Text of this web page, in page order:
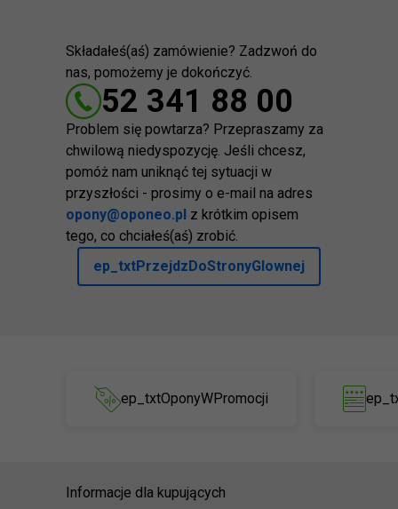
Składałeś(aś) zamówienie? Zadzwoń do
nas, pomożemy je dokończyć.
52 341 88 00
Problem się powtarza? Przepraszamy za
chwilową niedyspozycję. Jeśli chcesz,
pomóż nam uniknąć tej sytuacji w
przyszłości - prosimy o e-mail na adres
opony@oponeo.pl z krótkim opisem
tego, co chciałeś(aś) zrobić.
ep_txtPrzejdzDoStronyGlownej
ep_txtOponyWPromocji
Informacje dla kupujących